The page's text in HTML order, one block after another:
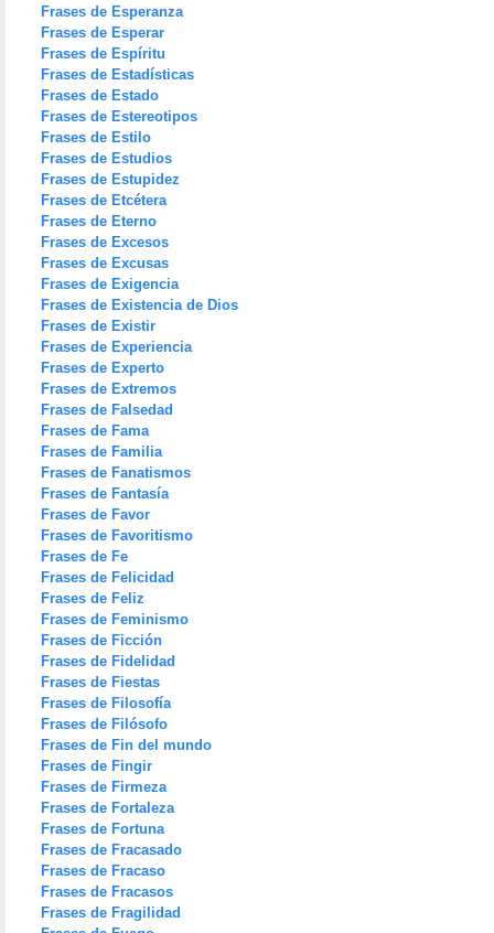
Frases de Esperanza
Frases de Esperar
Frases de Espíritu
Frases de Estadísticas
Frases de Estado
Frases de Estereotipos
Frases de Estilo
Frases de Estudios
Frases de Estupidez
Frases de Etcétera
Frases de Eterno
Frases de Excesos
Frases de Excusas
Frases de Exigencia
Frases de Existencia de Dios
Frases de Existir
Frases de Experiencia
Frases de Experto
Frases de Extremos
Frases de Falsedad
Frases de Fama
Frases de Familia
Frases de Fanatismos
Frases de Fantasía
Frases de Favor
Frases de Favoritismo
Frases de Fe
Frases de Felicidad
Frases de Feliz
Frases de Feminismo
Frases de Ficción
Frases de Fidelidad
Frases de Fiestas
Frases de Filosofía
Frases de Filósofo
Frases de Fin del mundo
Frases de Fingir
Frases de Firmeza
Frases de Fortaleza
Frases de Fortuna
Frases de Fracasado
Frases de Fracaso
Frases de Fracasos
Frases de Fragilidad